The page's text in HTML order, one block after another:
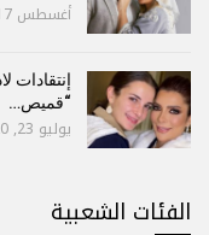
أغسطس 17, 2020
إنتقادات
“قميص…
يوليو 23, 2020
الفئات الشعبية